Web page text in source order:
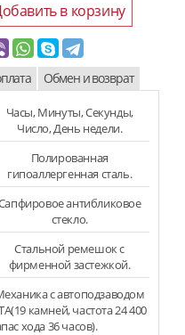
в корзину
Обмен и возврат
Часы, Минуты, Секунды,
Число, День недели.
Полированная
гипоаллергенная сталь.
антибликовое
стекло.
Стальной ремешок с
фирменной застежкой.
с автоподзаводом
камней, частота 24 400
хода 36 часов).